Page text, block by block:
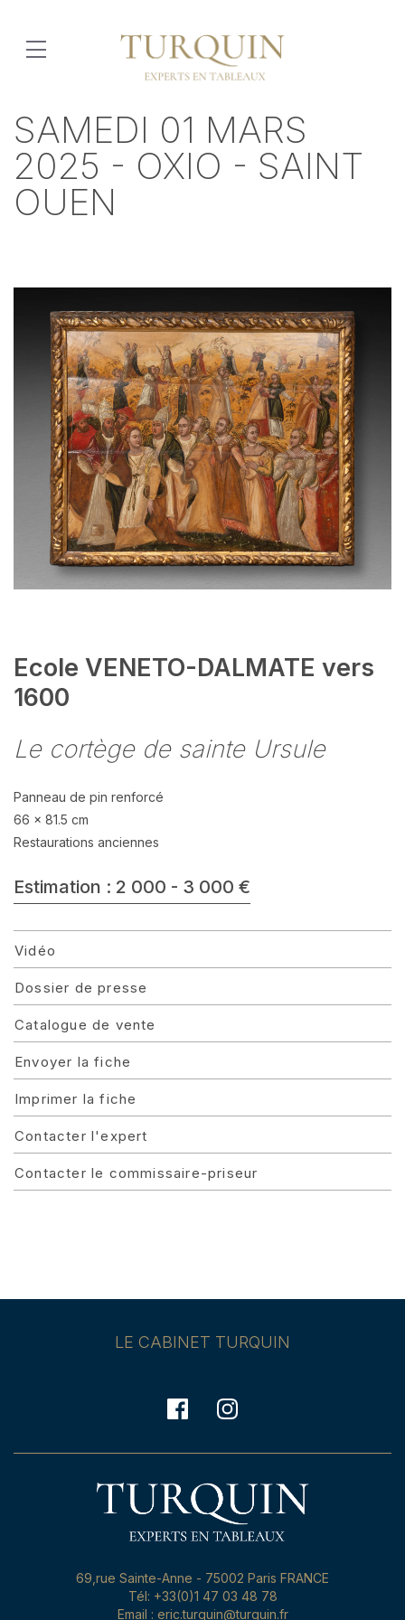
SAMEDI 01 MARS
2025 - OXIO - SAINT
OUEN
Ecole VENETO-DALMATE vers
1600
Le cortège de sainte Ursule
Panneau de pin renforcé
66 x 81.5 cm
Restaurations anciennes
Estimation : 2 000 - 3 000 €
Vidéo
Dossier de presse
Catalogue de vente
Envoyer la fiche
Imprimer la fiche
Contacter l'expert
Contacter le commissaire-priseur
LE CABINET TURQUIN
69,rue Sainte-Anne - 75002 Paris FRANCE
Tél: +33(0)1 47 03 48 78
Email : eric.turquin@turquin.fr